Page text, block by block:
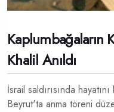
Kaplumbağaların
Khalil Anıldı
İsrail saldırısında
Beyrut'ta anma töreni